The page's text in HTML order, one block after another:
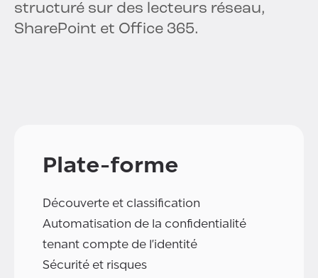
structuré sur des lecteurs réseau,
SharePoint et Office 365.
Plate-forme
Découverte et classification
Automatisation de la confidentialité
tenant compte de l'identité
Sécurité et risques